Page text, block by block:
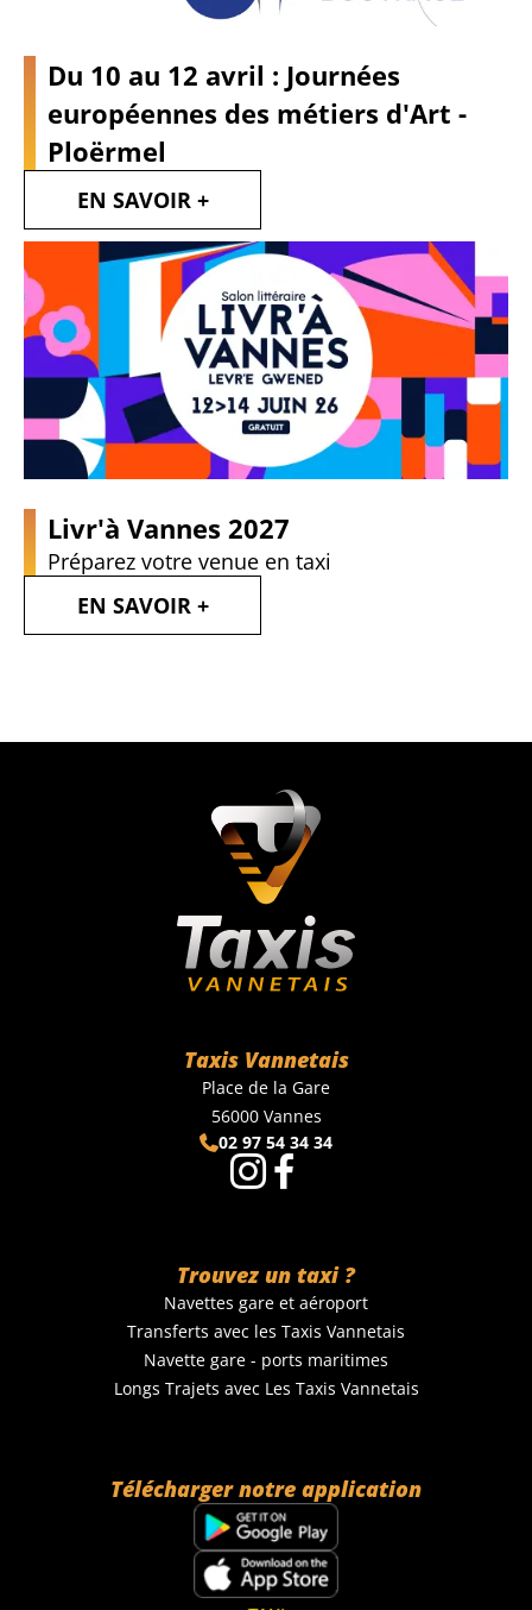
Du 10 au 12 avril : Journées
européennes des métiers d'Art -
Ploërmel
EN SAVOIR +
Livr'à Vannes 2027
Préparez votre venue en taxi
EN SAVOIR +
Taxis Vannetais
Place de la Gare
56000 Vannes
02 97 54 34 34
Trouvez un taxi ?
Navettes gare et aéroport
Transferts avec les Taxis Vannetais
Navette gare - ports maritimes
Longs Trajets avec Les Taxis Vannetais
Télécharger notre application